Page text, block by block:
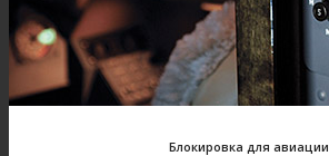
Блокировка для авиации